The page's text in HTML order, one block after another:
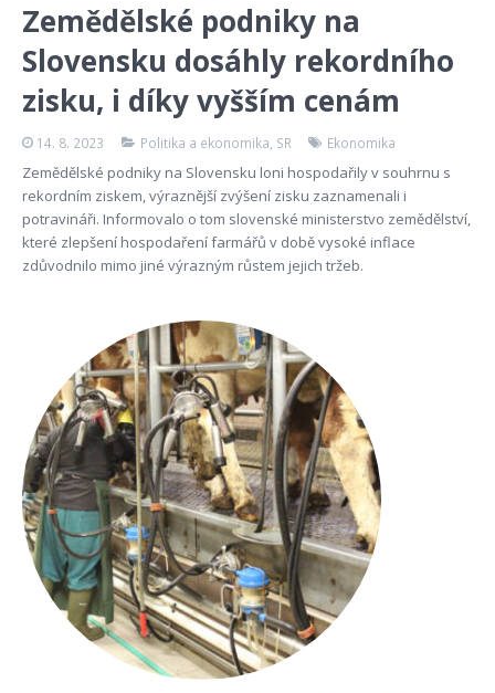
Zemědělské podniky na
Slovensku dosáhly rekordního
zisku, i díky vyšším cenám
14. 8. 2023 Politika a ekonomika, SR Ekonomika
Zemědělské podniky na Slovensku loni hospodařily v souhrnu s
rekordním ziskem, výraznější zvýšení zisku zaznamenali i
potravináři. Informovalo o tom slovenské ministerstvo zemědělství,
které zlepšení hospodaření farmářů v době vysoké inflace
zdůvodnilo mimo jiné výrazným růstem jejich tržeb.